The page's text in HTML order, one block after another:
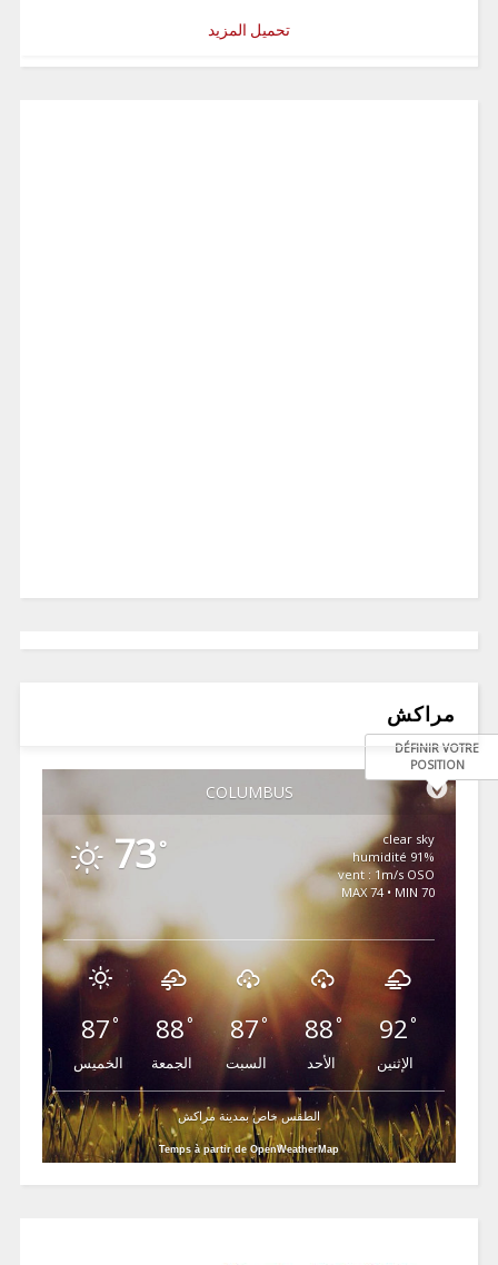
تحميل المزيد
مراكش
COLUMBUS
DÉFINIR VOTRE
POSITION
73 °
clear sky
91% humidité
vent : 1m/s OSO
MAX 74 • MIN 70
87°
الخميس
88°
الجمعة
87°
السبت
88°
الأحد
92°
الإثنين
الطقس خاص بمدينة مراكش
Temps à partir de OpenWeatherMap